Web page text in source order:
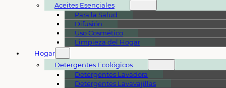
Aceites Esenciales
Para la Salud
Difusión
Uso Cosmético
Limpieza del Hogar
Hogar
Detergentes Ecológicos
Detergentes Lavadora
Detergentes Lavavajillas